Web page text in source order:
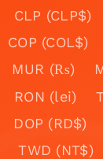
CLP (CLP$)
COP (COL$)
MUR (₨)
RON (lei)
DOP (RD$)
TWD (NT$)